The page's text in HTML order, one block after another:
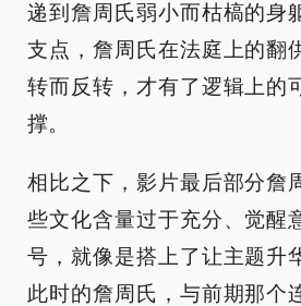
递到詹周氏弱小而枯槁的身
支点，詹周氏在法庭上的翻
转而反转，才有了逻辑上的
撑。
相比之下，影片最后部分詹
些文化含量过于充分、觉醒
号，就像是搭上了让主题升
此时的詹周氏，与前期那个